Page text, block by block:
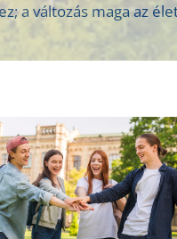
a változás maga az